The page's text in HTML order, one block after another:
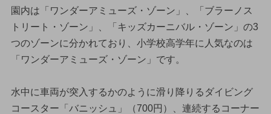
園内は「ワンダーアミューズ・ゾーン」、「ブラーノス
トリート・ゾーン」、「キッズカーニバル・ゾーン」の3
つのゾーンに分かれており、小学校高学年に人気なのは
「ワンダーアミューズ・ゾーン」です。
水中に車両が突入するかのように滑り降りるダイビング
コースター「バニッシュ」（700円）、連続するコーナー